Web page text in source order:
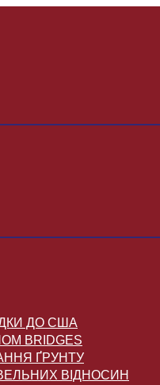
ДО США
BRIDGES
ҐРУНТУ
ВІДНОСИН